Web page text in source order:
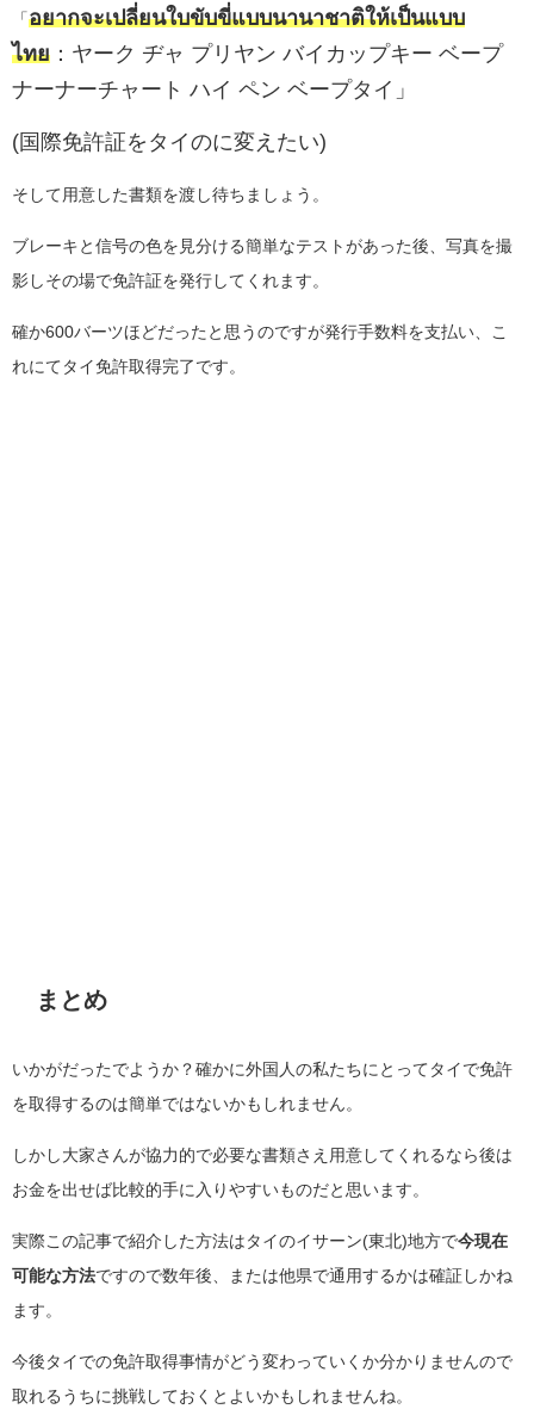
「 อยากจะเปลี่ยนใบขับขี่แบบนานาชาติให้เป็นแบบ
ไทย ：ヤーク ヂャ プリヤン バイカップキー ベープ
ナーナーチャート ハイ ペン ベープタイ」
(国際免許証をタイのに変えたい)
そして用意した書類を渡し待ちましょう。
ブレーキと信号の色を見分ける簡単なテストがあった後、写真を撮
影しその場で免許証を発行してくれます。
確か600バーツほどだったと思うのですが発行手数料を支払い、こ
れにてタイ免許取得完了です。
まとめ
いかがだったでようか？確かに外国人の私たちにとってタイで免許
を取得するのは簡単ではないかもしれません。
しかし大家さんが協力的で必要な書類さえ用意してくれるなら後は
お金を出せば比較的手に入りやすいものだと思います。
実際この記事で紹介した方法は タイのイサーン(東北)地方で今現在
可能な方法ですので数年後、または他県で通用するかは確証しかね
ます。
今後タイでの免許取得事情がどう変わっていくか分かりませんので
取れるうちに挑戦しておくとよいかもしれませんね。